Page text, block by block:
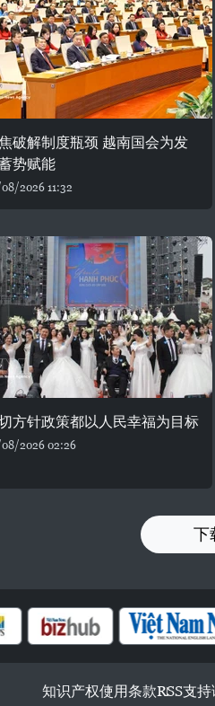
破解制度瓶颈 越南国会为发
势赋能
2026 11:32
方针政策都以人民幸福为目标
2026 02:26
下
知识产权使用条款RSS支持